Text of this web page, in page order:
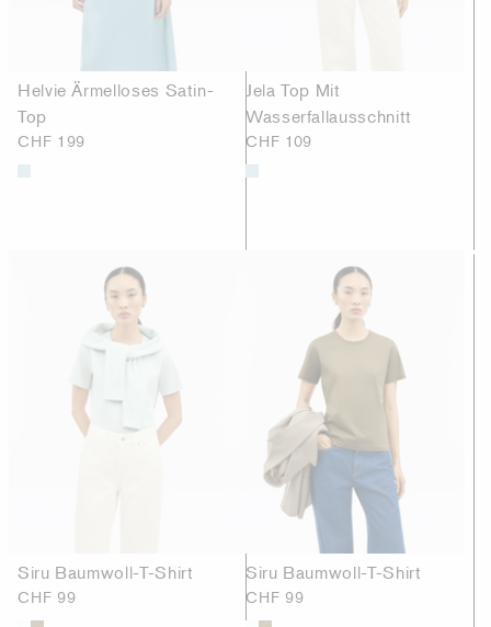
Helvie Ärmelloses Satin-
Top
CHF 199
Jela Top Mit
Wasserfallausschnitt
CHF 109
Siru Baumwoll-T-Shirt
CHF 99
Siru Baumwoll-T-Shirt
CHF 99